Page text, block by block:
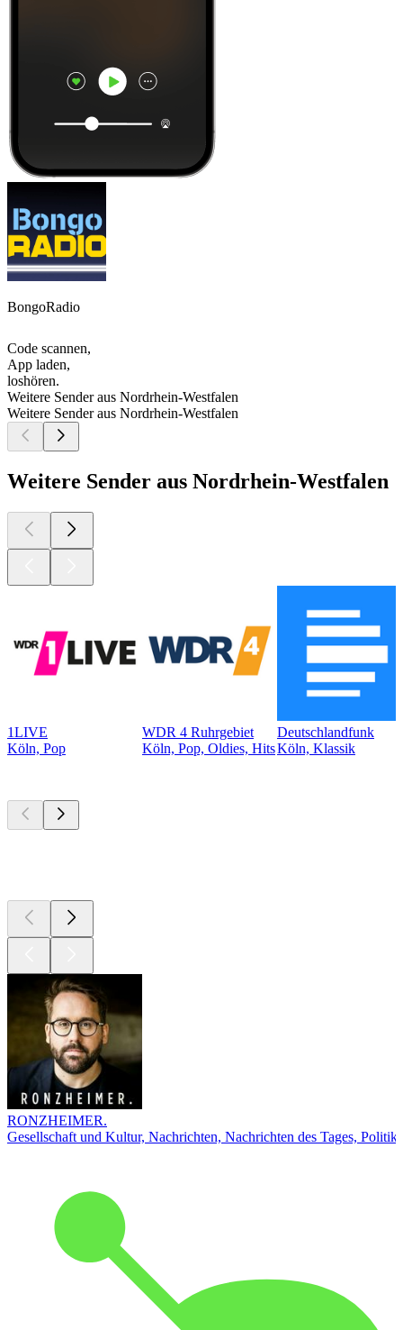
BongoRadio
Code scannen,
App laden,
loshören.
Weitere Sender aus Nordrhein-Westfalen
Weitere Sender aus Nordrhein-Westfalen
Weitere Sender aus Nordrhein-Westfalen
1LIVE
Köln, Pop
WDR 4 Ruhrgebiet
Köln, Pop, Oldies, Hits
Deutschlandfunk
Köln, Klassik
RONZHEIMER.
Gesellschaft und Kultur, Nachrichten, Nachrichten des Tages, Politik